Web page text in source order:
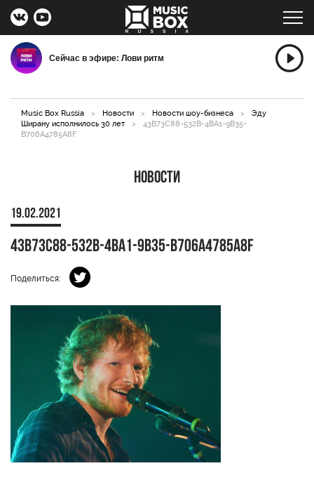
Сейчас в эфире: Лови ритм
Music Box Russia > Новости > Новости шоу-бизнеса >
Эду
Ширану исполнилось 30 лет
>
43B73C88-532B-4BA1-9B35-
B706A4785A8F
Новости
19.02.2021
43B73C88-532B-4BA1-9B35-B706A4785A8F
Поделиться: